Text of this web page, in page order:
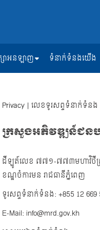
សាអនឡាញ ទំនាក់ទំនងយើង
Privacy | លេខទូរសព្ទទំនាក់ទំនង
ក្រសួងអភិវឌ្ឍន៍ជន
ដីឡូត៍លេខ ៧៧១-៧៧៣មហាវិថីព្រ
ខណ្ឌចំការមន រាជធានីភ្នំពេញ
ទូរសព្ទទំនាក់ទំនង: +855 12 669
E-Mail: info@mrd.gov.kh